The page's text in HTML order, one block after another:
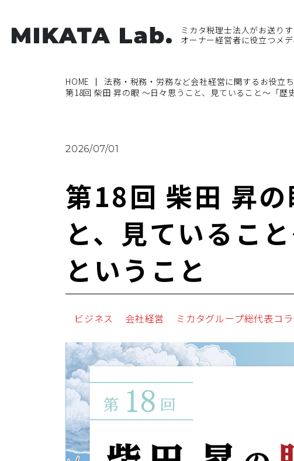
ミカタ税理士法人がお送りす
オーナー経営者に役立つメデ
HOME 法務・税務・労務など会社経営に関するお役立
第18回 柴田 昇の眼 ～日々思うこと、見ていること～「歴
2026/07/01
第18回 柴田 昇
と、見ているこ
ということ
ビジネス 会社経営 ミカタグループ総代表コ